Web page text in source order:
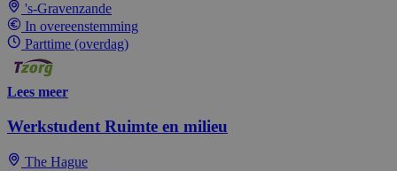
's-Gravenzande
In overeenstemming
Parttime (overdag)
Lees meer
Werkstudent Ruimte en milieu
The Hague